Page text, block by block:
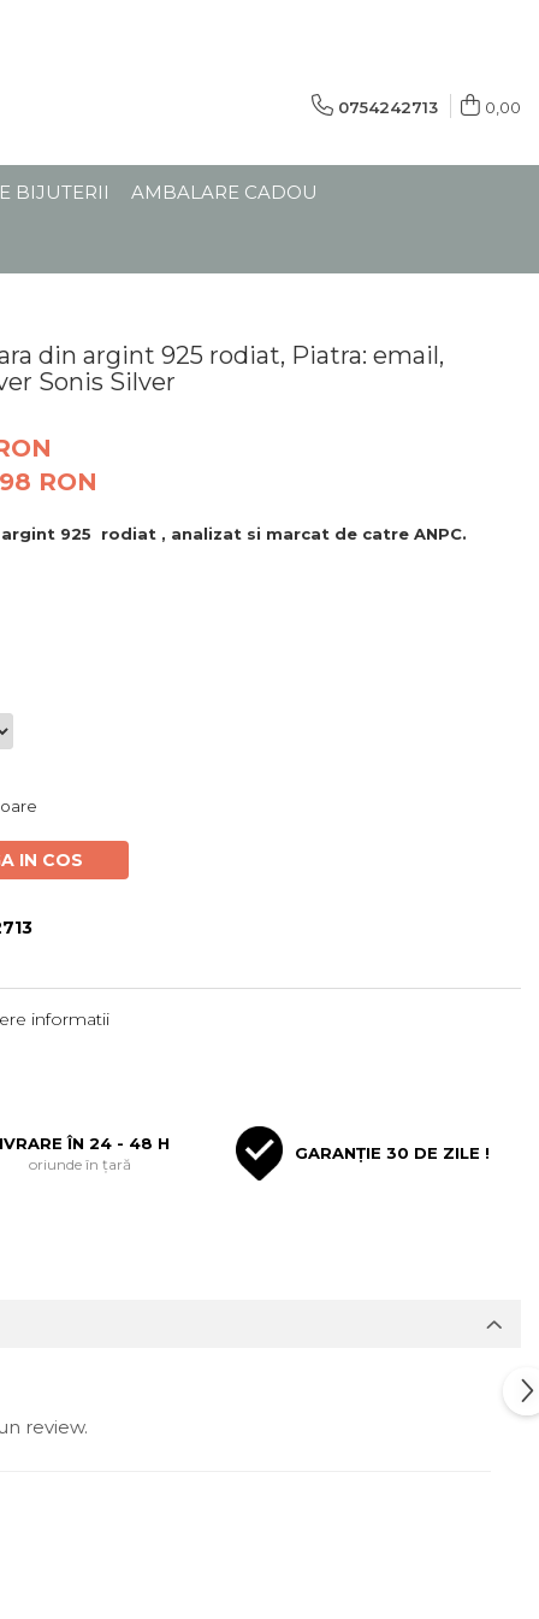
0754242713 0,00
BIJUTERII AMBALARE CADOU
din argint 925 rodiat, Piatra: email,
Sonis Silver
RON
925 rodiat , analizat si marcat de catre ANPC.
IN COS
informatii
ÎN 24 - 48 H
oriunde în țară
GARANȚIE 30 DE ZILE !
review.